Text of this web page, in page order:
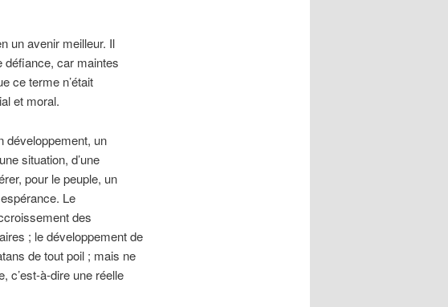
un avenir meilleur. Il
défiance, car maintes
ce terme n’était
et moral.
développement, un
situation, d’une
pour le peuple, un
Le
des
; le développement de
de tout poil ; mais ne
c’est-à-dire une réelle